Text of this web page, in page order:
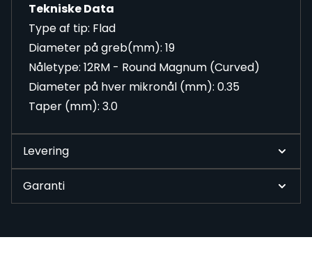
Tekniske Data
Type af tip: Flad
Diameter på greb(mm): 19
Nåletype: 12RM - Round Magnum (Curved)
Diameter på hver mikronål (mm): 0.35
Taper (mm): 3.0
Levering
Garanti